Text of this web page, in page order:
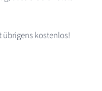
übrigens kostenlos!